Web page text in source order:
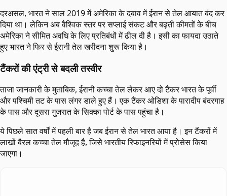
दरअसल, भारत ने साल 2019 में अमेरिका के दबाव में ईरान से तेल आयात बंद कर
दिया था। लेकिन अब वैश्विक स्तर पर सप्लाई संकट और बढ़ती कीमतों के बीच
अमेरिका ने सीमित अवधि के लिए प्रतिबंधों में ढील दी है। इसी का फायदा उठाते
हुए भारत ने फिर से ईरानी तेल खरीदना शुरू किया है।
टैंकरों की एंट्री से बदली तस्वीर
ताजा जानकारी के मुताबिक, ईरानी कच्चा तेल लेकर आए दो टैंकर भारत के पूर्वी
और पश्चिमी तट के पास लंगर डाले हुए हैं। एक टैंकर ओडिशा के पारादीप बंदरगाह
के पास और दूसरा गुजरात के सिक्का पोर्ट के पास पहुंचा है।
ये पिछले सात वर्षों में पहली बार है जब ईरान से तेल भारत आया है। इन टैंकरों में
लाखों बैरल कच्चा तेल मौजूद है, जिसे भारतीय रिफाइनरियों में प्रोसेस किया
जाएगा।